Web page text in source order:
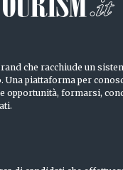
che racchiude un
piattaforma per
opportunità, formarsi,